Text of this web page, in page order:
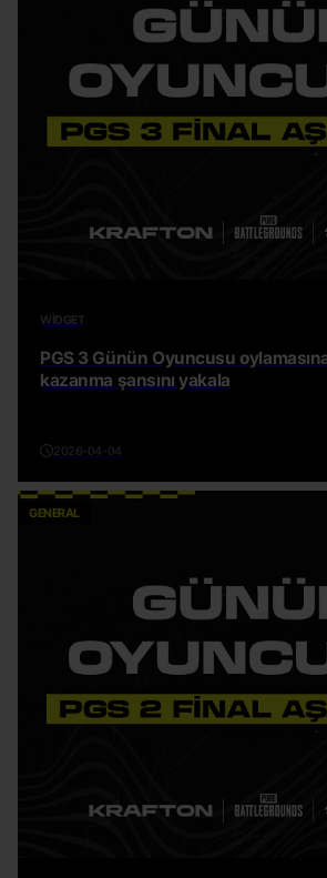
WIDGET
PGS 3 Günün Oyuncusu
kazanma şansını yakala
2026-04-04
GENERAL